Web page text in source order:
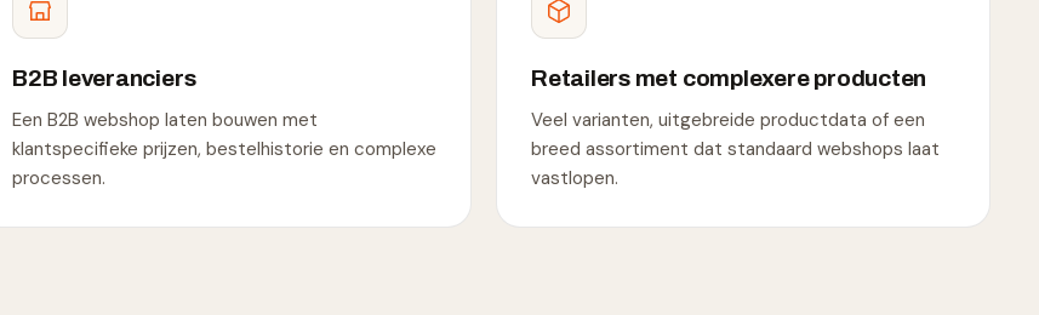
B2B leveranciers
Een B2B webshop laten bouwen met
klantspecifieke prijzen, bestelhistorie en complexe
processen.
Retailers met complexere producten
Veel varianten, uitgebreide productdata of een
breed assortiment dat standaard webshops laat
vastlopen.